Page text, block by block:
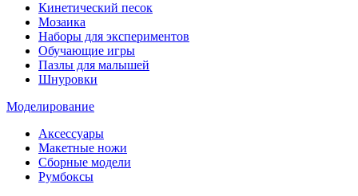
Кинетический песок
Мозаика
Наборы для экспериментов
Обучающие игры
Пазлы для малышей
Шнуровки
Моделирование
Аксессуары
Макетные ножи
Сборные модели
Румбоксы